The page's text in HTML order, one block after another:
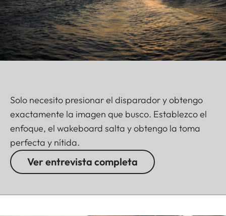
Solo necesito presionar el disparador y obtengo
exactamente la imagen que busco. Establezco el
enfoque, el wakeboard salta y obtengo la toma
perfecta y nítida.
Ver entrevista completa